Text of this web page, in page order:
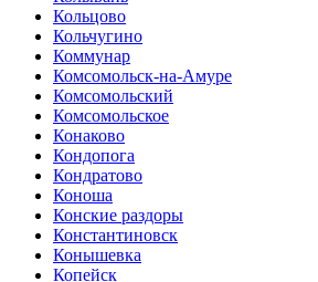
Кольцово
Кольчугино
Коммунар
Комсомольск-на-Амуре
Комсомольский
Комсомольское
Конаково
Кондопога
Кондратово
Коноша
Конские раздоры
Константиновск
Конышевка
Копейск